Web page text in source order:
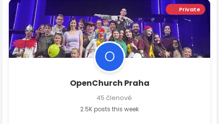
Private
O
OpenChurch Praha
45 členové
2.5K posts this week